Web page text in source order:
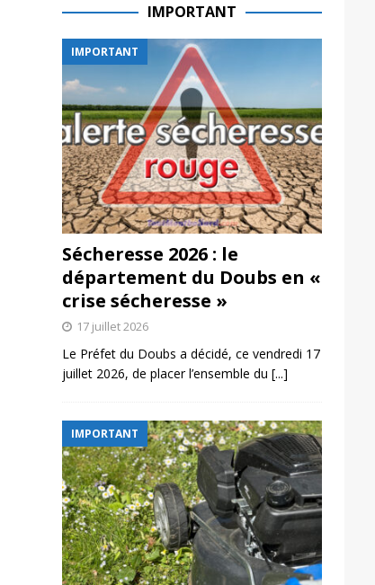
IMPORTANT
IMPORTANT
Sécheresse 2026 : le
département du Doubs en «
crise sécheresse »
17 juillet 2026
Le Préfet du Doubs a décidé, ce vendredi 17
juillet 2026, de placer l’ensemble du [...]
IMPORTANT